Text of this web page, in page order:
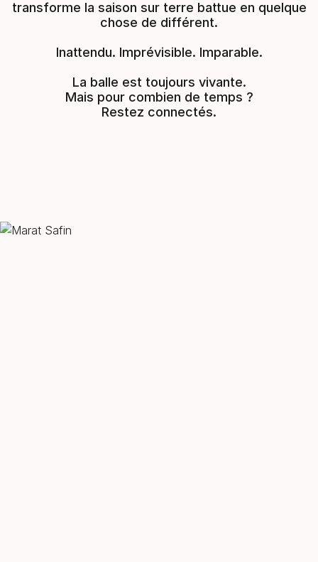
transforme la saison sur terre battue en quelque
chose de différent.
Inattendu. Imprévisible. Imparable.
La balle est toujours vivante.
Mais pour combien de temps ?
Restez connectés.